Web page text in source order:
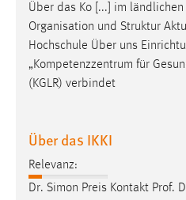
Über das Ko [...] im ländlichen
Organisation und Struktur
Hochschule Über uns
„Kompetenzzentrum für
(KGLR) verbindet
Über das IKKI
Relevanz:
Dr. Simon Preis Kontakt Prof.